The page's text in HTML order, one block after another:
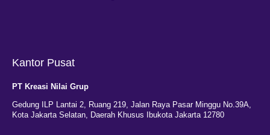
Kantor Pusat
PT Kreasi Nilai Grup
Gedung ILP Lantai 2, Ruang 219, Jalan Raya Pasar Minggu No.39A,
Kota Jakarta Selatan, Daerah Khusus Ibukota Jakarta 12780